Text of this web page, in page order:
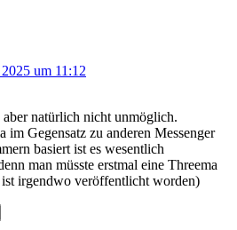
um 11:12
natürlich nicht unmöglich.
im Gegensatz zu anderen Messenger
basiert ist es wesentlich
man müsste erstmal eine Threema
irgendwo veröffentlicht worden)